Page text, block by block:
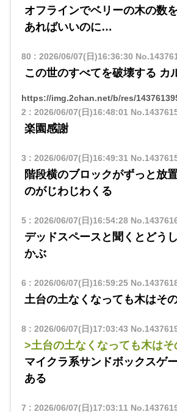
オフラインでベリーの木の数
あればいいのに…
80 : 2026/06/07(日)16:36:30
この世のすべてを破壊する カ
https://img.2chan.net/b/res/
2 : 2026/06/07(日)16:48:01
楽園感謝
3 : 2026/06/07(日)16:49:31
階段横のブロックがずっと放
のがじわじわくる
5: 2026/06/07(日)16:54:28
デッドスペースと聞くとどう
かぶ
6 : 2026/06/07(日)16:59:25
土台の土なくなっても木はそ
8: 2026/06/07(日)17:03:43
>土台の土なくなっても木は
マイクラ系サンドボックスゲ
ある
7 : 2026/06/07(日)17:03:11